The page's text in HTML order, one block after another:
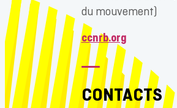
du mouvement)
ccnrb.org
CONTACTS